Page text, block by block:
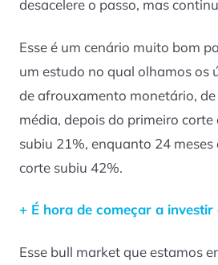
desacelere o passo, mas
Esse é um cenário muito bom
um estudo no qual olhamos os
de afrouxamento monetário,
média, depois do primeiro corte
subiu 21%, enquanto 24
corte subiu 42%.
+ É hora de começar a investir
Esse bull market que estamos